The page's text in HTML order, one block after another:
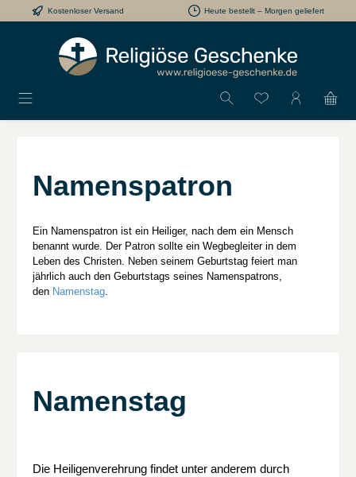
Zum Hauptinhalt springen
Kostenloser Versand Heute bestellt – Morgen geliefert
Du hast 0
Namenspatron
Ein Namenspatron ist ein Heiliger, nach dem ein Mensch
benannt wurde. Der Patron sollte ein Wegbegleiter in dem
Leben des Christen. Neben seinem Geburtstag feiert man
jährlich auch den Geburtstags seines Namenspatrons,
den Namenstag
Namenstag
Die Heiligenverehrung findet unter anderem durch